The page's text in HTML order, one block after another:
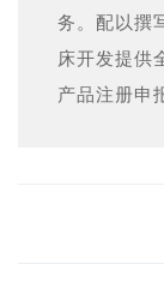
务。配以撰
床开发提供
产品注册申